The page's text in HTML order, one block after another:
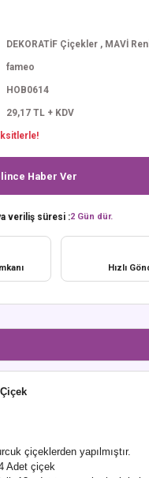
DEKORATİF Çiçekler , MAVİ
fameo
HOB0614
29,17 TL + KDV
Haber Ver
veriliş süresi :2 Gün dür.
Hızlı
çiçeklerden yapılmıştır.
Adet çiçek